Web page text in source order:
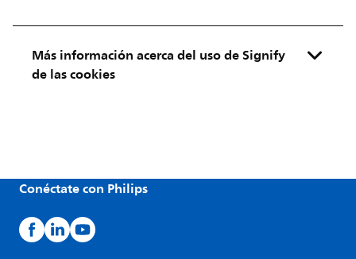
Más información acerca del uso de Signify
de las cookies
Conéctate con Philips